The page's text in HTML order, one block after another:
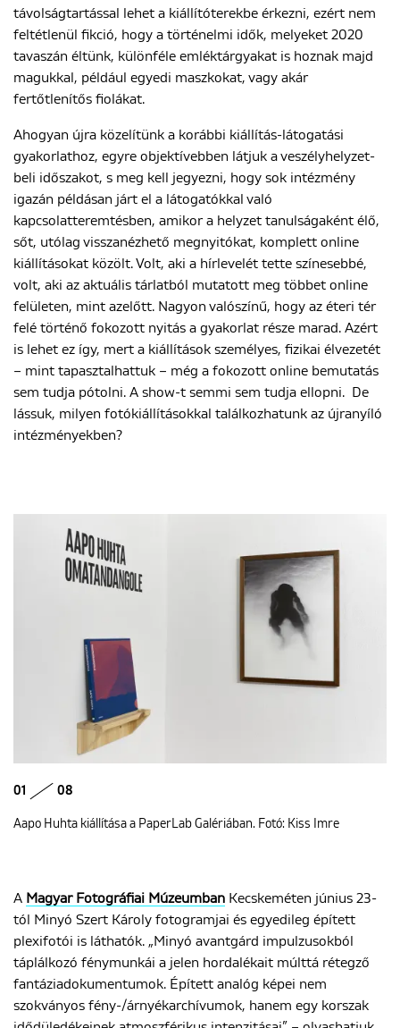
távolságtartással lehet a kiállítóterekbe érkezni, ezért nem
feltétlenül fikció, hogy a történelmi idők, melyeket 2020
tavaszán éltünk, különféle emléktárgyakat is hoznak majd
magukkal, például egyedi maszkokat, vagy akár
fertőtlenítős fiolákat.
Ahogyan újra közelítünk a korábbi kiállítás-látogatási
gyakorlathoz, egyre objektívebben látjuk a veszélyhelyzet-
beli időszakot, s meg kell jegyezni, hogy sok intézmény
igazán példásan járt el a látogatókkal való
kapcsolatteremtésben, amikor a helyzet tanulságaként élő,
sőt, utólag visszanézhető megnyitókat, komplett online
kiállításokat közölt. Volt, aki a hírlevelét tette színesebbé,
volt, aki az aktuális tárlatból mutatott meg többet online
felületen, mint azelőtt. Nagyon valószínű, hogy az éteri tér
felé történő fokozott nyitás a gyakorlat része marad. Azért
is lehet ez így, mert a kiállítások személyes, fizikai élvezetét
– mint tapasztalhattuk – még a fokozott online bemutatás
sem tudja pótolni. A show-t semmi sem tudja ellopni. De
lássuk, milyen fotókiállításokkal találkozhatunk az újranyíló
intézményekben?
01 08
Aapo Huhta kiállítása a PaperLab Galériában. Fotó: Kiss Imre
A Magyar Fotográfiai Múzeumban Kecskeméten június 23-
tól Minyó Szert Károly fotogramjai és egyedileg épített
plexifotói is láthatók. „Minyó avantgárd impulzusokból
táplálkozó fénymunkái a jelen hordalékait múlttá rétegző
fantáziadokumentumok. Épített analóg képei nem
szokványos fény-/árnyékarchívumok, hanem egy korszak